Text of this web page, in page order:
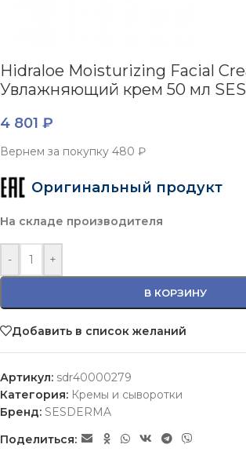
Hidraloe Moisturizing Facial
Увлажняющий крем 50 мл
4 801 ₽
Вернем за покупку 480 ₽
Оригинальный продукт
На складе производителя
- +
В КОРЗИНУ
Добавить в список желаний
Артикул: sdr40000279
Категория: Кремы и сыворотки
Бренд: SESDERMA
Поделиться: